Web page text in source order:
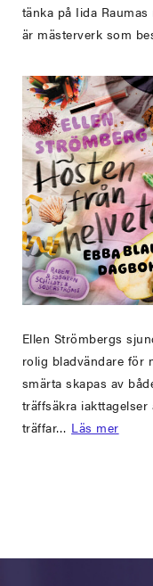
tänka på Iida
är mästerverk som
Ellen Strömbergs
rolig bladvändare för
smärta skapas av
träffsäkra
träffar… Läs mer